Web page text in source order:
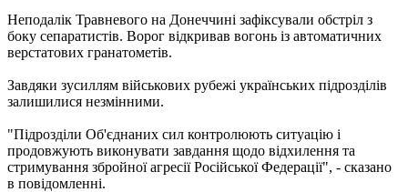
Неподалік Травневого на Донеччині зафіксували обстріл з
боку сепаратистів. Ворог відкривав вогонь із автоматичних
верстатових гранатометів.
Завдяки зусиллям військових рубежі українських підрозділів
залишилися незмінними.
"Підрозділи Об'єднаних сил контролюють ситуацію і
продовжують виконувати завдання щодо відхилення та
стримування збройної агресії Російської Федерації", - сказано
в повідомленні.